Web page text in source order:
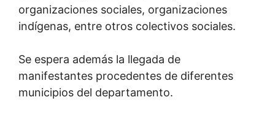
organizaciones sociales, organizaciones
indígenas, entre otros colectivos sociales.
Se espera además la llegada de
manifestantes procedentes de diferentes
municipios del departamento.